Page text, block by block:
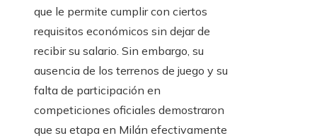
que le permite cumplir con ciertos
requisitos económicos sin dejar de
recibir su salario. Sin embargo, su
ausencia de los terrenos de juego y su
falta de participación en
competiciones oficiales demostraron
que su etapa en Milán efectivamente